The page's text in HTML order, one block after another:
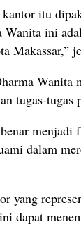
kantor itu
Wanita ini
Makassar,”
Wanita
tugas-tugas
menjadi
dalam
yang
dapat